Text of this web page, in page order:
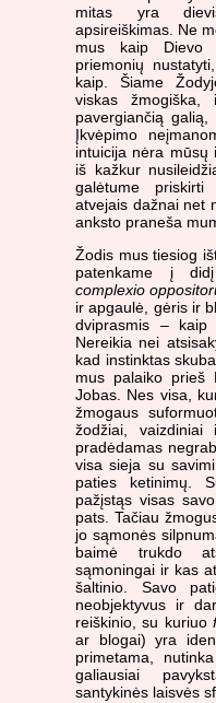
mitas yra
apsireiškimas. Ne
mus kaip Dievo
priemonių
kaip. Šiame
viskas žmogiška,
pavergiančią galią,
Įkvėpimo
intuicija nėra mūsų
iš kažkur
galėtume
atvejais dažnai net
anksto praneša
Žodis mus tiesiog
patenkame į
complexio
ir apgaulė, gėris ir
dviprasmis – kaip
Nereikia nei
kad instinktas
mus palaiko prieš
Jobas. Nes visa,
žmogaus
žodžiai,
pradėdamas
visa sieja su
paties ketinimų.
pažįstąs visas
pats. Tačiau
jo sąmonės
baimė trukdo
sąmoningai ir kas
šaltinio. Savo
neobjektyvus ir
reiškinio, su kuriuo
ar blogai) yra
primetama,
galiausiai
santykinės laisvės